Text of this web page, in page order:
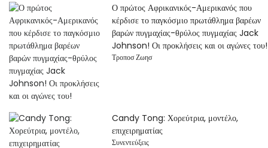
Ο πρώτος Αφρικανικός-Αμερικανός που
κέρδισε το παγκόσμιο πρωτάθλημα βαρέων
βαρών πυγμαχίας-θρύλος πυγμαχίας Jack
Johnson! Οι προκλήσεις και οι αγώνες του!
Τροποσ Ζωησ
Candy Tong: Χορεύτρια, μοντέλο,
επιχειρηματίας
Συνεντεύξεις